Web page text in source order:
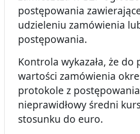
postępowania
udzieleniu zamówienia
postępowania.
Kontrola wykazała, że do
wartości zamówienia
protokole z
nieprawidłowy średni
stosunku do euro.